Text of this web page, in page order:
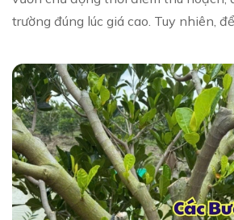
trường đúng lúc giá cao. Tuy nhiên,